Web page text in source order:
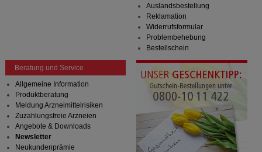
Auslandsbestellung
Reklamation
Widerrufsformular
Problembehebung
Bestellschein
Beratung und Service
Allgemeine Information
Produktberatung
Meldung Arzneimittelrisiken
Zuzahlungsfreie Arzneien
Angebote & Downloads
Newsletter
Neukundenprämie